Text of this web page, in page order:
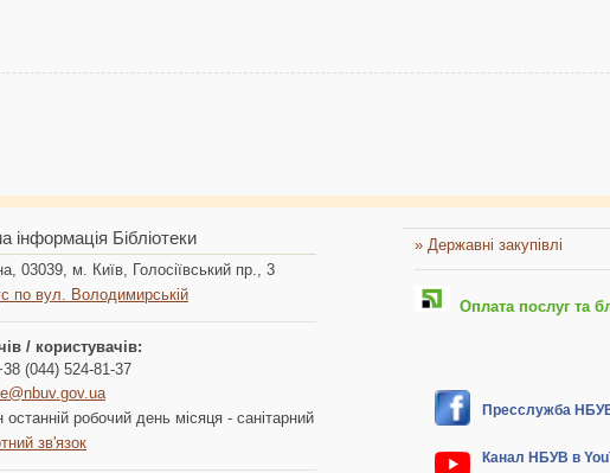
інформація Бібліотеки
03039, м. Київ, Голосіївський пр., 3
по вул. Володимирській
/ користувачів:
(044) 524-81-37
останній робочий день місяця - санітарний
зв'язок
» Державні закупівлі
Оплата послуг та
Пресслужба
Канал НБУВ в